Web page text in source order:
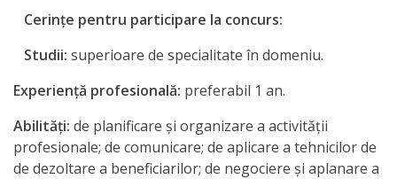
Cerinţe pentru participare la concurs:
Studii: superioare de specialitate în domeniu.
Experienţă profesională: preferabil 1 an.
Abilităţi: de planificare şi organizare a activităţii
profesionale; de comunicare; de aplicare a tehnicilor de
de dezoltare a beneficiarilor; de negociere şi aplanare a